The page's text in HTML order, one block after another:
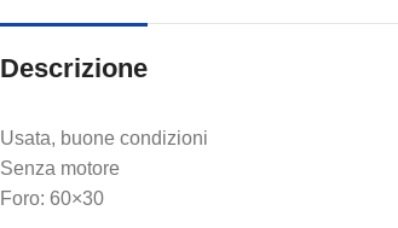
Descrizione
Usata, buone condizioni
Senza motore
Foro: 60×30